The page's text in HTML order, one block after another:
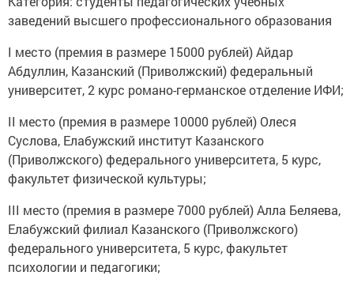
заведений высшего профессионального образования
I место (премия в размере 15000 рублей) Айдар
Абдуллин, Казанский (Приволжский) федеральный
университет, 2 курс романо-германское отделение ИФИ;
II место (премия в размере 10000 рублей) Олеся
Суслова, Елабужский институт Казанского
(Приволжского) федерального университета, 5 курс,
факультет физической культуры;
III место (премия в размере 7000 рублей) Алла Беляева,
Елабужский филиал Казанского (Приволжского)
федерального университета, 5 курс, факультет
психологии и педагогики;